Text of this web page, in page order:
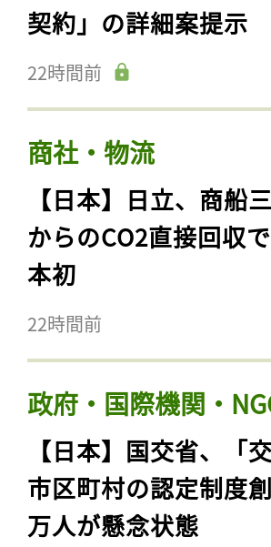
契約」の詳細案提示
22時間前
商社・物流
【日本】日立、商船
からのCO2直接回収
本初
22時間前
政府・国際機関・
【日本】国交省、「
市区町村の認定制度
万人が懸念状態